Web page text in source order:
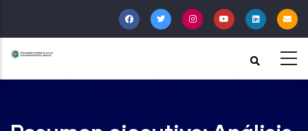
al
contenido
principal